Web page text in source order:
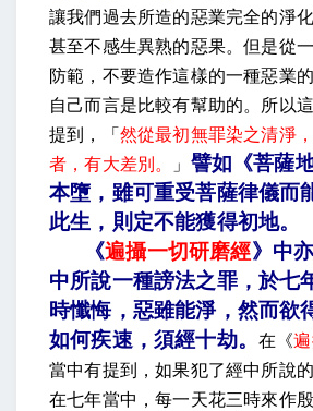
讓我們過去所造的惡業完全的淨
甚至不感生異熟的惡果。但是從
防範，不要造作這樣的一種惡業
自己而言是比較有幫助的。所以
提到，「 然從最初無罪染之清淨
者，有大差別。
」 譬如《菩薩
本墮，雖可重受菩薩律儀而
此生，則定不能獲得初地。
《遍攝一切研磨經》中
中所說一種謗法之罪，於七
時懺悔，惡雖能淨，然而欲
如何疾速，須經十劫。在《
當中有提到，如果犯了經中所說
在七年當中，每一天花三時來作